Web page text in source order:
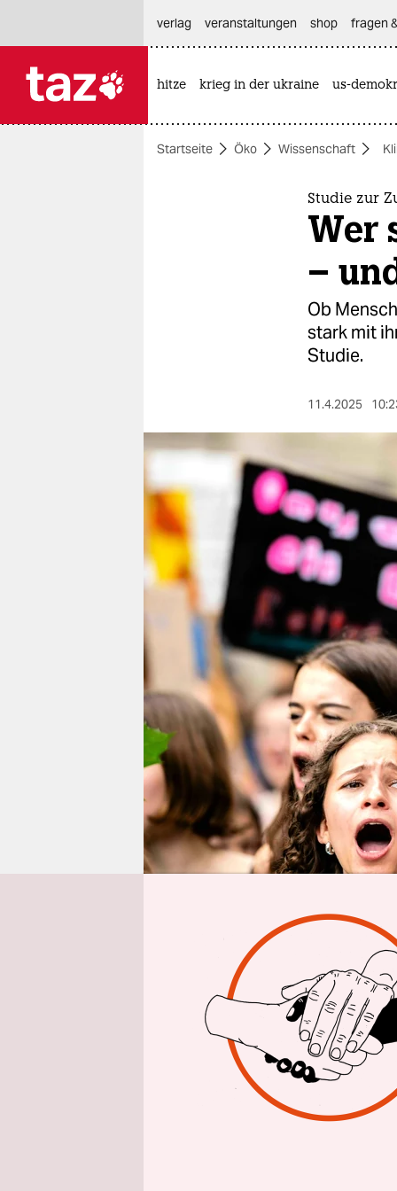
themen
nord
wahrheit
verlag
verlag
veranstaltungen
fragen & hilfe
unterstützen
abo
genossenschaft
epaper login
verlag
veranstaltungen shop fragen
hitze krieg in der ukraine us-
Startseite Öko Wissenschaft
Studie zur
Wer
–
Ob
stark mit
Studie.
11.4.2025
Von
Die
und das
einsetzen
primär
ihre